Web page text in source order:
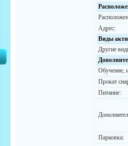
Адрес:
Виды
Другие
Обучение,
Прокат
Питание:
Парковка: